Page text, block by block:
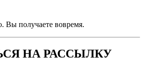
Вы получаете вовремя.
НА РАССЫЛКУ